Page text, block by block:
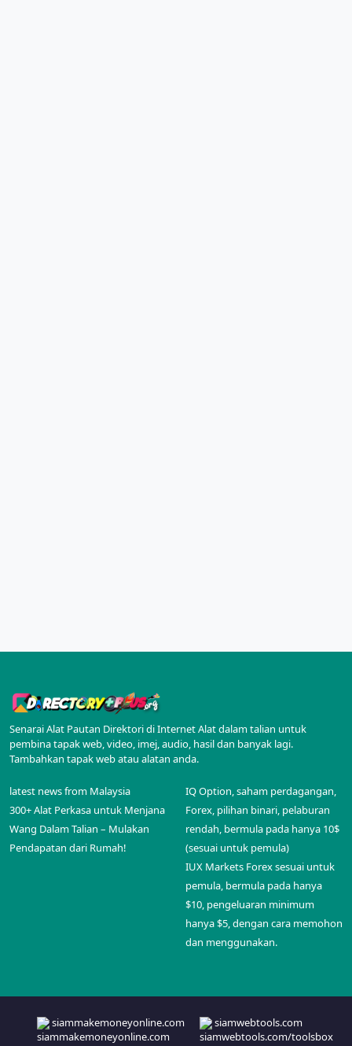
Senarai Alat Pautan Direktori di Internet Alat dalam talian untuk
pembina tapak web, video, imej, audio, hasil dan banyak lagi.
Tambahkan tapak web atau alatan anda.
latest news from Malaysia
300+ Alat Perkasa untuk Menjana
Wang Dalam Talian – Mulakan
Pendapatan dari Rumah!
IQ Option, saham perdagangan,
Forex, pilihan binari, pelaburan
rendah, bermula pada hanya 10$
(sesuai untuk pemula)
IUX Markets Forex sesuai untuk
pemula, bermula pada hanya
$10, pengeluaran minimum
hanya $5, dengan cara memohon
dan menggunakan.
siammakemoneyonline.com siamwebtools.com